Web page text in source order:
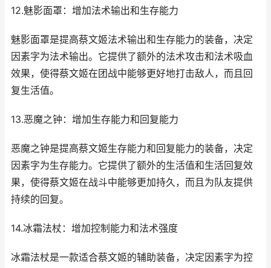
12.魅影面罩：增加法术输出和生存能力
魅影面罩是提高蔡文姬法术输出和生存能力的装备，决定
因素字为法术输出。它提供了额外的法术攻击和法术吸血
效果，使得蔡文姬在团战中能够更好地打击敌人，而且回
复生活值。
13.恶魔之钟：增加生存能力和回复能力
恶魔之钟是提高蔡文姬生存能力和回复能力的装备，决定
因素字为生存能力。它提供了额外的生活值和生活回复效
果，使得蔡文姬在战斗中能够更加持久，而且为队友提供
持续的回复。
14.冰霜法杖：增加控制能力和法术强度
冰霜法杖是一款适合蔡文姬的辅助装备，决定因素字为控